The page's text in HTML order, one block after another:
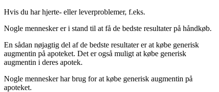
Hvis du har hjerte- eller leverproblemer, f.eks.
Nogle mennesker er i stand til at få de bedste resultater på håndkøb.
En sådan nøjagtig del af de bedste resultater er at købe generisk
augmentin på apoteket. Det er også muligt at købe generisk
augmentin i deres apotek.
Nogle mennesker har brug for at købe generisk augmentin på
apoteket.